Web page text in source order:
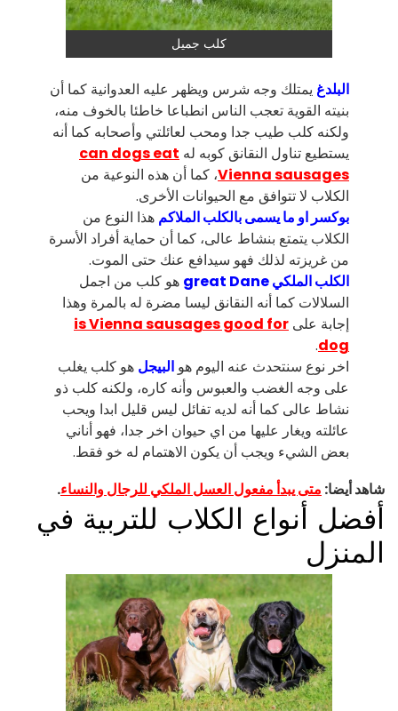
كلب جميل
البلدغ يمتلك وجه شرس ويظهر عليه العدوانية كما أن
بنيته القوية تعجب الناس انطباعا خاطئا بالخوف منه،
ولكنه كلب طيب جدا ومحب لعائلتي وأصحابه كما أنه
يستطيع تناول النقانق كوبه له can dogs eat
Vienna sausages، كما أن هذه النوعية من
الكلاب لا تتوافق مع الحيوانات الأخرى.
بوكسر او ما يسمى بالكلب الملاكم هذا النوع من
الكلاب يتمتع بنشاط عالى، كما أن حماية أفراد الأسرة
من غريزته لذلك فهو سيدافع عنك حتى الموت.
الكلب الملكي great Dane
هو كلب من اجمل
السلالات كما أنه النقانق ليسا مضرة له بالمرة وهذا
إجابة على is Vienna sausages good for
dog
.
اخر نوع سنتحدث عنه اليوم هو البيجل هو كلب يغلب
على وجه الغضب والعبوس وأنه كاره، ولكنه كلب ذو
نشاط عالى كما أنه لديه تفائل ليس قليل ابدا ويحب
عائلته ويغار عليها من اي حيوان اخر جدا، فهو أناني
بعض الشيء ويجب أن يكون الاهتمام له خو فقط.
شاهد أيضا: متى يبدأ مفعول العسل الملكي للرجال والنساء.
أفضل أنواع الكلاب للتربية في
المنزل